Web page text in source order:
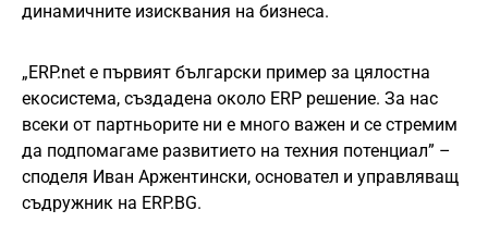
динамичните изисквания на бизнеса.
„ERP.net е първият български пример за цялостна
екосистема, създадена около ERP решение. За нас
всеки от партньорите ни е много важен и се стремим
да подпомагаме развитието на техния потенциал” –
споделя Иван Аржентински, основател и управляващ
съдружник на ERP.BG.